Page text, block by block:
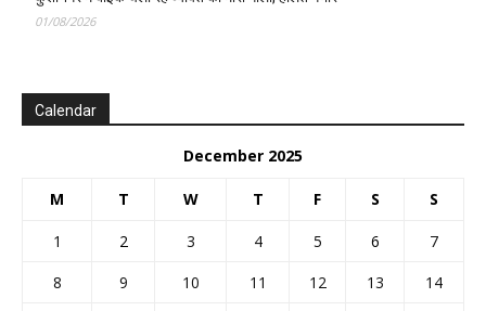
01/08/2026
Calendar
December 2025
M T W T F S S
1 2 3 4 5 6
7
8
9 10 11 12 13
14